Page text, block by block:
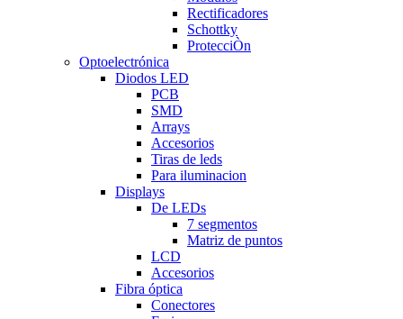
Rectificadores
Schottky
ProtecciÒn
Optoelectrónica
Diodos LED
PCB
SMD
Arrays
Accesorios
Tiras de leds
Para iluminacion
Displays
De LEDs
7 segmentos
Matriz de puntos
LCD
Accesorios
Fibra óptica
Conectores